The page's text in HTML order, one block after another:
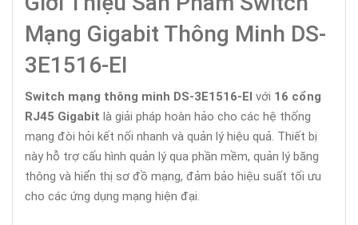
Mạng Gigabit Thông Minh DS-
3E1516-EI
Switch mạng thông minh DS-3E1516-EI với 16 cổng
RJ45 Gigabit là giải pháp hoàn hảo cho các hệ thống
mạng đòi hỏi kết nối nhanh và quản lý hiệu quả. Thiết bị
này hỗ trợ cấu hình quản lý qua phần mềm, quản lý băng
thông và hiển thị sơ đồ mạng, đảm bảo hiệu suất tối ưu
cho các ứng dụng mạng hiện đại.